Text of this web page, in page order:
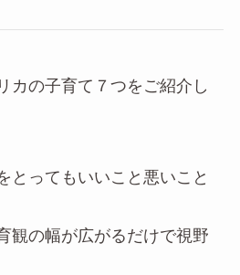
カの子育て７つをご紹介し
とってもいいこと悪いこと
観の幅が広がるだけで視野